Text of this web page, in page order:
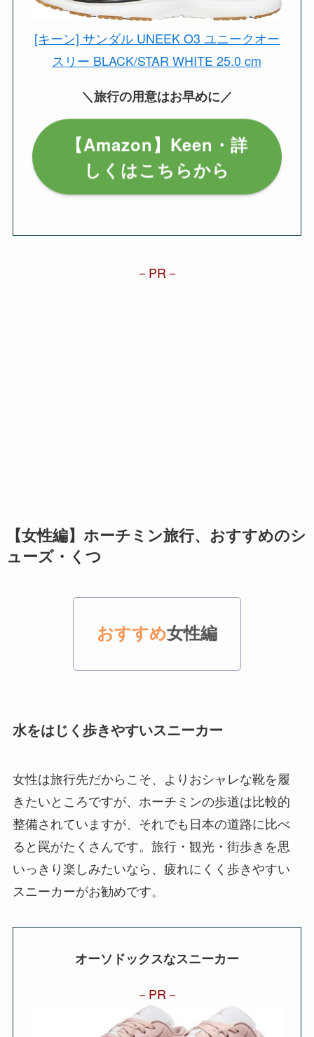
[キーン] サンダル UNEEK O3 ユニークオー
スリー BLACK/STAR WHITE 25.0 cm
＼旅行の用意はお早めに／
【Amazon】Keen・詳
しくはこちらから
PR
【女性編】ホーチミン旅行、おすすめのシ
ューズ・くつ
おすすめ女性編
水をはじく歩きやすいスニーカー
女性は旅行先だからこそ、よりおシャレな靴を履
きたいところですが、ホーチミンの歩道は比較的
整備されていますが、それでも日本の道路に比べ
ると罠がたくさんです。旅行・観光・街歩きを思
いっきり楽しみたいなら、疲れにくく歩きやすい
スニーカーがお勧めです。
オーソドックスなスニーカー
PR